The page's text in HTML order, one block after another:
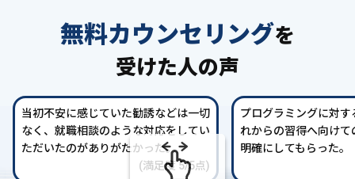
無料カウンセリングを
受けた人の声
当初不安に感じていた勧誘などは一切
なく、就職相談のような対応をしてい
ただいたのがありがたかった。
(満足度 5/5点)
プログラミングに対
れからの習得へ向け
明確にしてもらった。